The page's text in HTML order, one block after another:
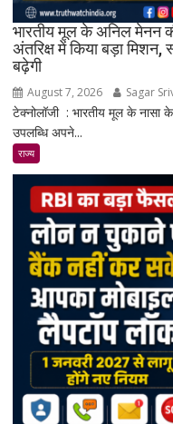
भारतीय मूल के अनिल मेनन
अंतरिक्ष में किया बड़ा
बढ़ेगी
August 7, 2026 Sagar
टेक्नोलॉजी : भारतीय मूल के नासा
उपलब्धि अपने...
राज्य